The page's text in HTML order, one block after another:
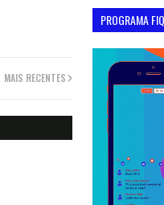
MAIS RECENTES
PROGRAMA